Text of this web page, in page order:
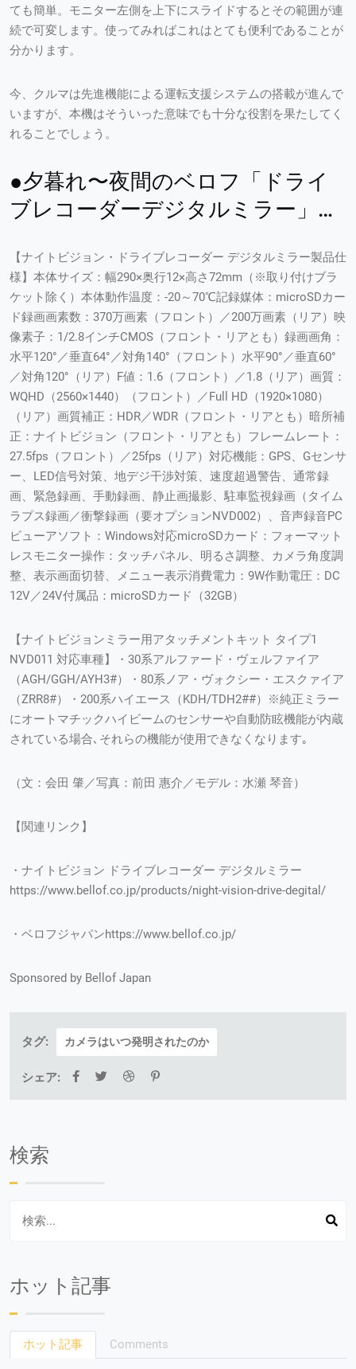
ても簡単。モニター左側を上下にスライドするとその範囲が連
続で可変します。使ってみればこれはとても便利であることが
分かります。
今、クルマは先進機能による運転支援システムの搭載が進んで
いますが、本機はそういった意味でも十分な役割を果たしてく
れることでしょう。
●夕暮れ〜夜間のベロフ「ドライ
ブレコーダーデジタルミラー」で
【ナイトビジョン・ドライブレコーダー デジタルミラー製品仕
様】本体サイズ：幅290×奥行12×高さ72mm（※取り付けブラ
ケット除く）本体動作温度：-20～70℃記録媒体：microSDカー
ド録画画素数：370万画素（フロント）／200万画素（リア）映
像素子：1/2.8インチCMOS（フロント・リアとも）録画画角：
水平120°／垂直64°／対角140°（フロント）水平90°／垂直60°
／対角120°（リア）F値：1.6（フロント）／1.8（リア）画質：
WQHD（2560×1440）（フロント）／Full HD（1920×1080）
（リア）画質補正：HDR／WDR（フロント・リアとも）暗所補
正：ナイトビジョン（フロント・リアとも）フレームレート：
27.5fps（フロント）／25fps（リア）対応機能：GPS、Gセンサ
ー、LED信号対策、地デジ干渉対策、速度超過警告、通常録
画、緊急録画、手動録画、静止画撮影、駐車監視録画（タイム
ラプス録画／衝撃録画（要オプションNVD002）、音声録音PC
ビューアソフト：Windows対応microSDカード：フォーマット
レスモニター操作：タッチパネル、明るさ調整、カメラ角度調
整、表示画面切替、メニュー表示消費電力：9W作動電圧：DC
12V／24V付属品：microSDカード（32GB）
【ナイトビジョンミラー用アタッチメントキット タイプ1
NVD011 対応車種】・30系アルファード・ヴェルファイア
（AGH/GGH/AYH3#）・80系ノア・ヴォクシー・エスクァイア
（ZRR8#）・200系ハイエース（KDH/TDH2##）※純正ミラー
にオートマチックハイビームのセンサーや自動防眩機能が内蔵
されている場合､それらの機能が使用できなくなります｡
（文：会田 肇／写真：前田 惠介／モデル：水瀬 琴音）
【関連リンク】
・ナイトビジョン ドライブレコーダー デジタルミラー
https://www.bellof.co.jp/products/night-vision-drive-degital/
・ベロフジャパンhttps://www.bellof.co.jp/
Sponsored by Bellof Japan
タグ: カメラはいつ発明されたのか
シェア:
検索
ホット記事
ホット記事 Comments